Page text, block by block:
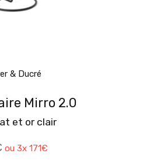
& Ducré
Mirro 2.0
et or clair
ou 3x 171€